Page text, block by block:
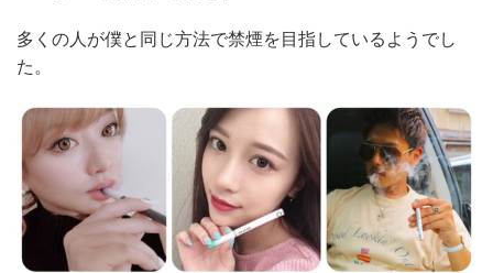
多くの人が僕と同じ方法で禁煙を目指しているようでし
た。